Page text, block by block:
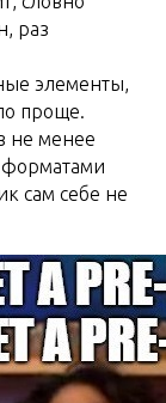
раз
элементы,
проще.
не менее
форматами
сам себе не